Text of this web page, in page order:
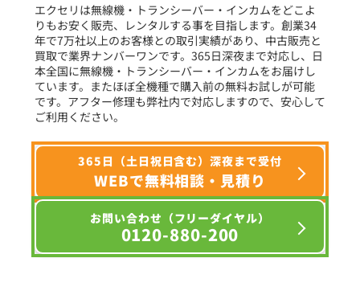
選択条件をリセット
エクセリは無線機・トランシーバー・インカムをどこよ
りもお安く販売、レンタルする事を目指します。創業34
年で7万社以上のお客様との取引実績があり、中古販売と
買取で業界ナンバーワンです。365日深夜まで対応し、日
本全国に無線機・トランシーバー・インカムをお届けし
ています。またほぼ全機種で購入前の無料お試しが可能
です。アフター修理も弊社内で対応しますので、安心して
ご利用ください。
365日（土日祝日含む）深夜まで受付
WEBで無料相談・見積り
お問い合わせ（フリーダイヤル）
0120-880-200